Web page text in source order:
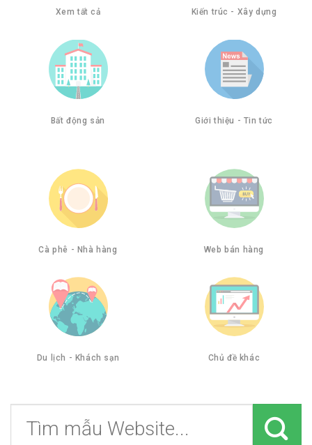
Xem tất cả Kiến trúc - Xây dựng
Bất động sản Giới thiệu - Tin tức
Cà phê - Nhà hàng Web bán hàng
Du lịch - Khách sạn Chủ đề khác
kiếm: